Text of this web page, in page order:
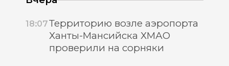
18:07Территорию возле аэропорта
Ханты-Мансийска ХМАО
проверили на сорняки